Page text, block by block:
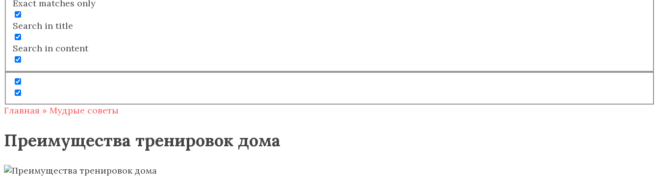
Exact matches only
Search in title
Search in content
Главная » Мудрые советы
Преимущества тренировок дома